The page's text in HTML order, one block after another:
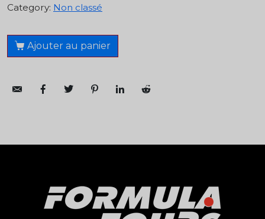
Category: Non classé
Ajouter au panier